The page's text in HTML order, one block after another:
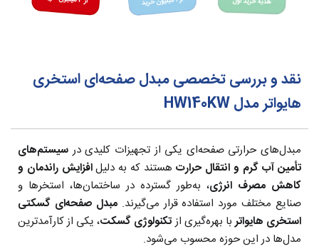
نقد و بررسی تخصصی مبدل صفحه‌ای استخری
هایواتر مدل HW140KW
مبدل‌های حرارتی صفحه‌ای یکی از تجهیزات کلیدی در سیستم‌های
تأمین آب گرم و انتقال حرارت هستند که به دلیلافزایش راندمان و
کاهش مصرف انرژی، به‌طور گسترده در ساختمان‌ها، استخرها و
صنایع مختلف مورد استفاده قرار می‌گیرند.مبدل صفحه‌ای گسکتی
استخری هایواتربا بهره‌گیری از تکنولوژی گسکت‌، یکی از کارآمدترین
مدل‌ها در این حوزه محسوب می‌شود.